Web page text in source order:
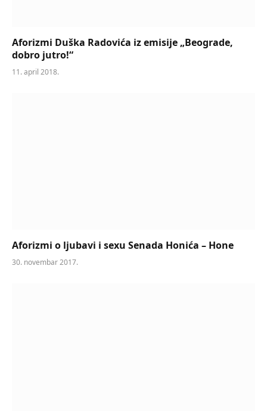
Aforizmi Duška Radovića iz emisije „Beograde,
dobro jutro!“
11. april 2018.
Aforizmi o ljubavi i sexu Senada Honića – Hone
30. novembar 2017.